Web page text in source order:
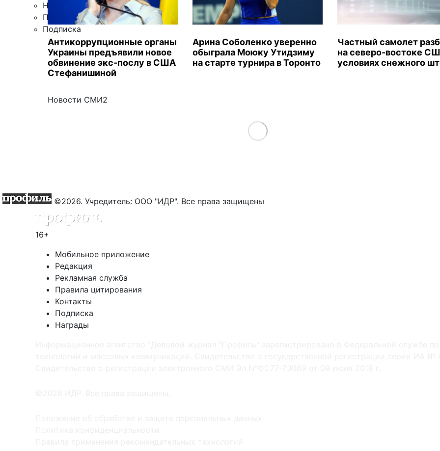
Награды
Правила цитирования
Подписка
Антикоррупционные органы
Украины предъявили новое
обвинение экс-послу в США
Стефанишиной
Арина Соболенко уверенно
обыграла Моюку Утидзиму
на старте турнира в Торонто
Частный самолет
на северо-востоке
условиях снежного
Новости СМИ2
Load More
©2026. Учредитель: ООО "ИДР". Все права защищены
16+
Мобильное приложение
Редакция
Рекламная служба
Правила цитирования
Контакты
Подписка
Награды